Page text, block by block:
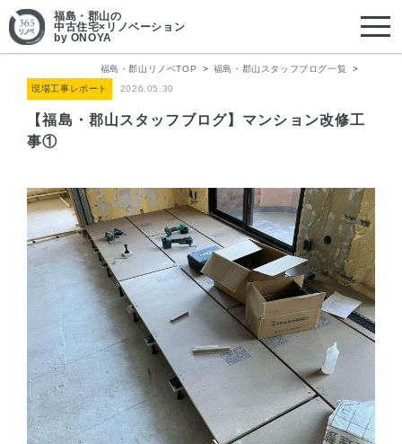
福島・郡山の
中古住宅×リノベーション
by ONOYA
福島・郡山リノベTOP
福島・郡山スタッフブログ一覧
現場工事レポート
2026.05.30
【福島・郡山スタッフブログ】マンション改修工
事①